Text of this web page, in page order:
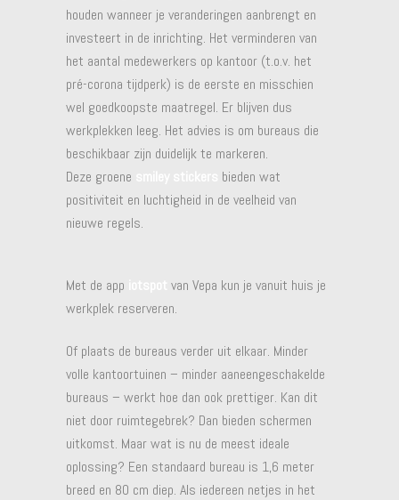
houden wanneer je veranderingen aanbrengt en
investeert in de inrichting. Het verminderen van
het aantal medewerkers op kantoor (t.o.v. het
pré-corona tijdperk) is de eerste en misschien
wel goedkoopste maatregel. Er blijven dus
werkplekken leeg. Het advies is om bureaus die
beschikbaar zijn duidelijk te markeren.
Deze groene
bieden wat
positiviteit en luchtigheid in de veelheid van
nieuwe regels.
Met de app
van Vepa kun je vanuit huis je
werkplek reserveren.
Of plaats de bureaus verder uit elkaar. Minder
volle kantoortuinen – minder aaneengeschakelde
bureaus – werkt hoe dan ook prettiger. Kan dit
niet door ruimtegebrek? Dan bieden schermen
uitkomst. Maar wat is nu de meest ideale
oplossing? Een standaard bureau is 1,6 meter
breed en 80 cm diep. Als iedereen netjes in het